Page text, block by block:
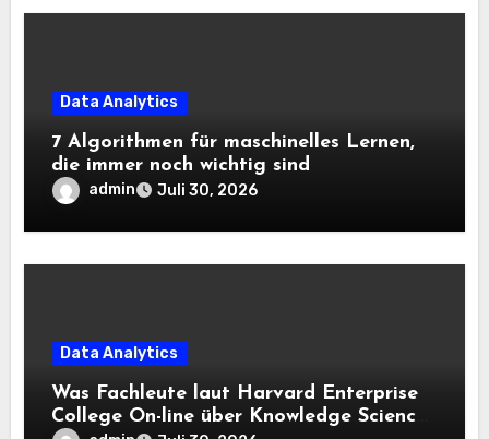
Data Analytics
7 Algorithmen für maschinelles Lernen,
die immer noch wichtig sind
admin Juli 30, 2026
Data Analytics
Was Fachleute laut Harvard Enterprise
College On-line über Knowledge Science